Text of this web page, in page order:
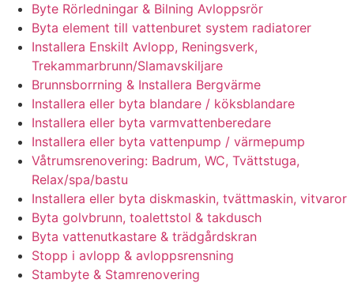
Byte Rörledningar & Bilning Avloppsrör
Byta element till vattenburet system radiatorer
Installera Enskilt Avlopp, Reningsverk,
Trekammarbrunn/Slamavskiljare
Brunnsborrning & Installera Bergvärme
Installera eller byta blandare / köksblandare
Installera eller byta varmvattenberedare
Installera eller byta vattenpump / värmepump
Våtrumsrenovering: Badrum, WC, Tvättstuga,
Relax/spa/bastu
Installera eller byta diskmaskin, tvättmaskin, vitvaror
Byta golvbrunn, toalettstol & takdusch
Byta vattenutkastare & trädgårdskran
Stopp i avlopp & avloppsrensning
Stambyte & Stamrenovering